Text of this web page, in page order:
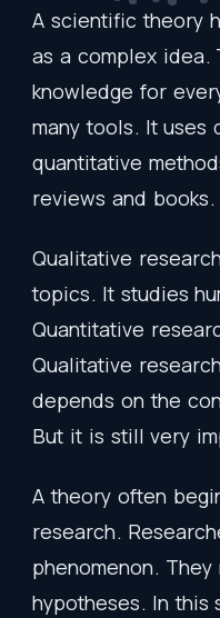
A scientific theory
as a complex idea.
knowledge for
many tools. It uses
quantitative
reviews and books.
Qualitative research
topics. It studies
Quantitative
Qualitative research
depends on the
But it is still very
A theory often
research.
phenomenon. They
hypotheses. In this